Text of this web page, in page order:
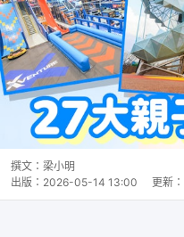
撰文： 梁小明
出版： 2026-05-14 13:00 更新：